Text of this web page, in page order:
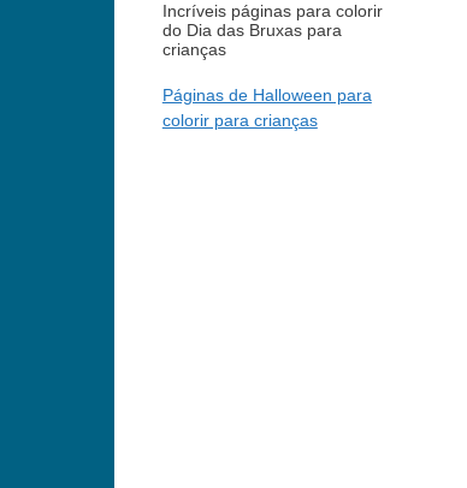
Incríveis páginas para colorir
do Dia das Bruxas para
crianças
Páginas de Halloween para
colorir para crianças